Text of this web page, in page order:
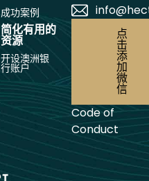
成功案例
简化有用的
资源
开设澳洲银
行账户
点
击
添
加
微
信
Code of
Conduct